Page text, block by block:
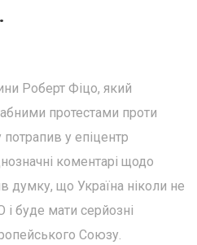
Роберт Фіцо, який
протестами проти
потрапив у епіцентр
коментарі щодо
думку, що Україна ніколи не
буде мати серйозні
Союзу.